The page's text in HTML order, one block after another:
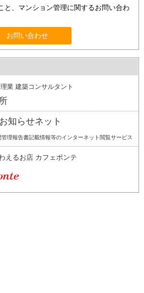
と、マンション管理に関するお問い合わ
お問い合わせ
業 建築コンサルタント
お知らせネット
理報告書記載情報等のインターネット閲覧サービス
えるお店 カフェポンテ